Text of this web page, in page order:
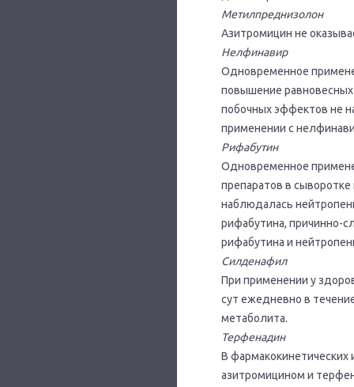
Метилпреднизолон
Азитромицин не
Нелфинавир
Одновременное
повышение равновесных
побочных эффектов не
применении с
Рифабутин
Одновременное
препаратов в
наблюдалась
рифабутина, причинно-
рифабутина и
Силденафил
При применении у
сут ежедневно в
метаболита.
Терфенадин
В
азитромицином и